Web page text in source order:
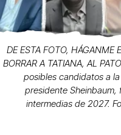
DE ESTA FOTO, HÁGANME
BORRAR A TATIANA, AL
posibles candidatos a
presidente Sheinbaum,
intermedias de 2027.